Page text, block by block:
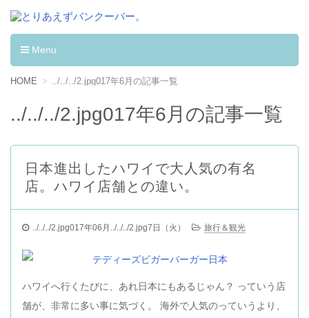
とりあえずバンクーバー。
カナダへワーキングホリデーして学んだ事。
Menu
コンテンツへ移動
HOME ../../../2.jpg017年6月の記事一覧
../../../2.jpg017年6月の記事一覧
日本進出したハワイで大人気の有名
店。ハワイ店舗との違い。
../../../2.jpg017年06月../../../2.jpg7日（火） 旅行＆観光
ハワイへ行くたびに、あれ日本にもあるじゃん？ っていう店
舗が、非常に多い事に気づく。 海外で人気のっていうより、